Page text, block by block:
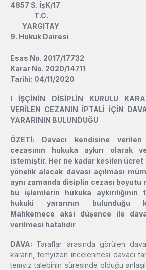
4857 S. İşK/17
T.C.
YARGITAY
9. Hukuk Dairesi
Esas No. 2017/17732
Karar No. 2020/14711
Tarihi: 04/11/2020
l İŞÇİNİN DİSİPLİN KURULU
VERİLEN CEZANIN İPTALİ İÇİN
YARARININ BULUNDUĞU
ÖZETİ: Davacı kendisine
cezasının hukuka aykırı olarak
istemiştir. Her ne kadar kesilen ücret
yönelik alacak davası açılması
aynı zamanda disiplin cezası boyutu
bu işlemlerin hukuka
hukuki yararının bulunduğu
Mahkemece aksi düşence ile
verilmesi hatalıdır
DAVA: Taraflar arasında görülen
kararın, temyizen incelenmesi davacı
temyiz talebinin süresinde olduğu